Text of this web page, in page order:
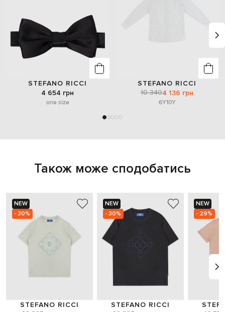
STEFANO RICCI
4 654 грн
one size
STEFANO RICCI
10 3404 136 грн
6Y10Y
Також може сподобатись
NEW
- 30%
STEFANO RICCI
NEW
- 30%
STEFANO RICCI
NEW
- 29%